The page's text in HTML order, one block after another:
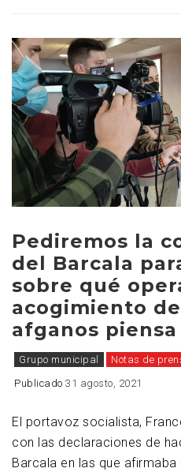
Pediremos la
del Barcala
sobre qué
acogimiento
afganos
Grupo municipal Notas de
Publicado 31 agosto, 2021
El portavoz socialista,
con las declaraciones de
Barcala en las que afirmaba